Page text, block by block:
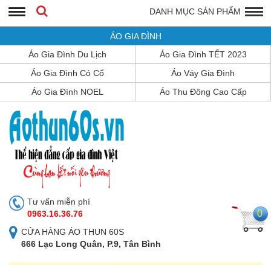
DANH MỤC SẢN PHẨM
ÁO GIA ĐÌNH
Áo Gia Đình Du Lịch
Áo Gia Đình TẾT 2023
Áo Gia Đình Có Cổ
Áo Váy Gia Đình
Áo Gia Đình NOEL
Áo Thu Đông Cao Cấp
Tư vấn miễn phí
0963.16.36.76
CỬA HÀNG ÁO THUN 60S
666 Lạc Long Quân, P.9, Tân Bình
0